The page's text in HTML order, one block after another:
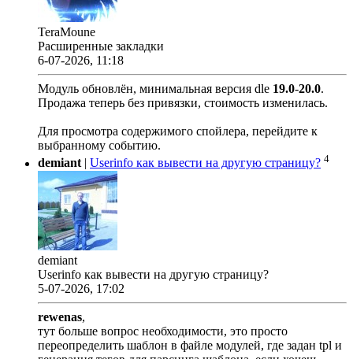
TeraMoune
Расширенные закладки
6-07-2026, 11:18
Модуль обновлён, минимальная версия dle 19.0-20.0.
Продажа теперь без привязки, стоимость изменилась.
Для просмотра содержимого спойлера, перейдите к
выбранному событию.
demiant| Userinfo как вывести на другую страницу? 4
demiant
Userinfo как вывести на другую страницу?
5-07-2026, 17:02
rewenas,
тут больше вопрос необходимости, это просто
переопределить шаблон в файле модулей, где задан tpl и